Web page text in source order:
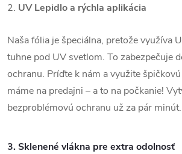
2. UV Lepidlo a rýchla aplikácia
Naša fólia je špeciálna, pretože využíva
tuhne pod UV svetlom. To zabezpečuje
ochranu. Príďte k nám a využite
máme na predajni – a to na počkanie!
bezproblémovú ochranu už za pár minút.
3.Sklenené vlákna pre extra odolnosť